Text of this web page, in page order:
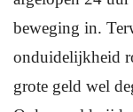
beweging in.
onduidelijkheid
grote geld wel